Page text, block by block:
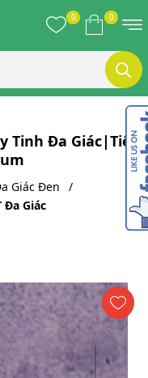
0 0
Tinh Đa Giác|Tiểu
Giác Đen
Đa Giác